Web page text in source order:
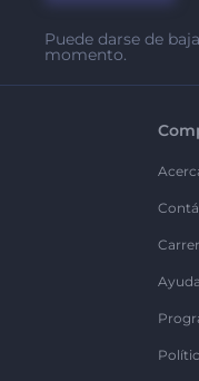
Puede darse de
momento.